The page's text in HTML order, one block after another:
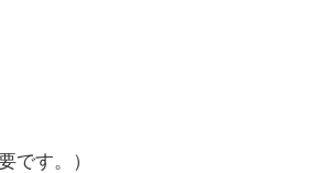
です。）